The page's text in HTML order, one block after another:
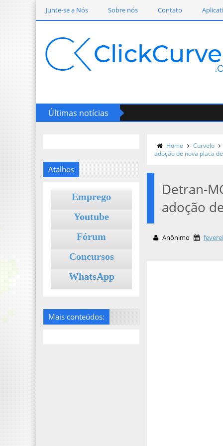
Junte-se a Nós Sobre nós Contato
Últimas notícias
Atalhos
Emprego
Youtube
Fórum
Concursos
WhatsApp
Mais conteúdos:
Home
Curvelo
adoção de nova placa
Detran-
adoção
Anônimo